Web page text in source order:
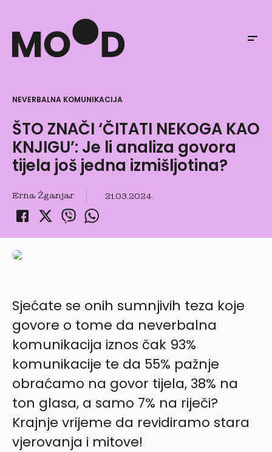
NEVERBALNA KOMUNIKACIJA
ŠTO ZNAČI ‘ČITATI NEKOGA KAO
KNJIGU’: Je li analiza govora
tijela još jedna izmišljotina?
Erna Žganjar 21.03.2024.
Sjećate se onih sumnjivih teza koje
govore o tome da neverbalna
komunikacija iznos čak 93%
komunikacije te da 55% pažnje
obraćamo na govor tijela, 38% na
ton glasa, a samo 7% na riječi?
Krajnje vrijeme da revidiramo stara
vjerovanja i mitove!